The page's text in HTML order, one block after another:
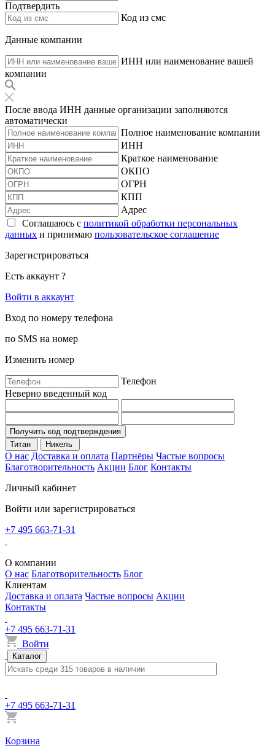
Подтвердить
Код из смс
Данные компании
ИНН или наименование вашей
компании
После ввода ИНН данные организации заполняются
автоматически
Полное наименование компании
ИНН
Краткое наименование
ОКПО
ОГРН
КПП
Адрес
Соглашаюсь с политикой обработки персональных
данных и принимаю пользовательское соглашение
Зарегистрироваться
Есть аккаунт ?
Войти в аккаунт
Вход по номеру телефона
по SMS на номер
Изменить номер
Телефон
Неверно введенный код
Получить код подтверждения
Титан
Никель
О нас Доставка и оплата Партнёры Частые вопросы
Благотворительность Акции Блог Контакты
Личный кабинет
Войти или зарегистрироваться
+7 495 663-71-31
О компании
О нас Благотворительность Блог
Клиентам
Доставка и оплата Частые вопросы Акции
Контакты
+7 495 663-71-31
Войти
Каталог
+7 495 663-71-31
Корзина